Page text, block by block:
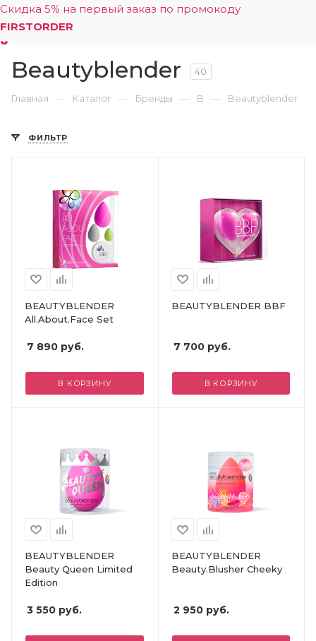
Скидка 5% на первый заказ по промокоду
FIRSTORDER
Beautyblender 40
Главная — Каталог — Бренды — B — Beautyblender
ФИЛЬТР
BEAUTYBLENDER
All.About.Face Set
7 890 руб.
В КОРЗИНУ
BEAUTYBLENDER BBF
7 700руб.
В КОРЗИНУ
BEAUTYBLENDER
Beauty Queen Limited
Edition
3 550 руб.
BEAUTYBLENDER
Beauty.Blusher Cheeky
2 950руб.